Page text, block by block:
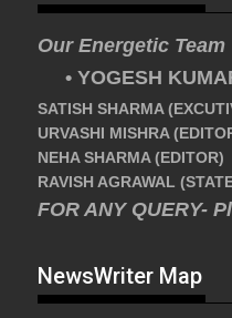
Our Energetic Team
• YOGESH
SATISH SHARMA
URVASHI MISHRA
NEHA SHARMA (EDITOR)
RAVISH AGRAWAL
FOR ANY QUERY-
NewsWriter Map